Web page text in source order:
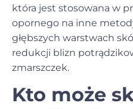
która jest stosowana w
opornego na inne
głębszych warstwach
redukcji blizn
zmarszczek.
Kto może